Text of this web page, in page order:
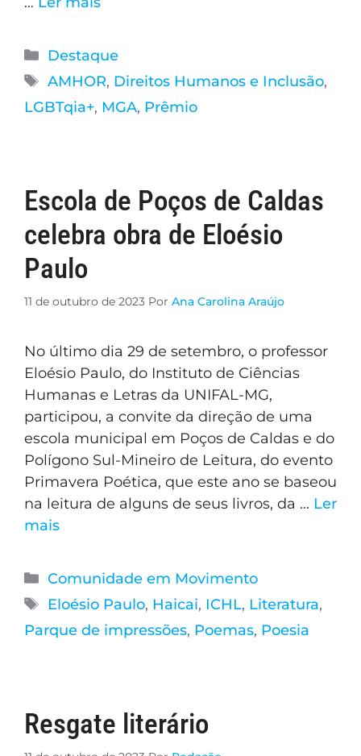
Destaque
AMHOR, Direitos Humanos e Inclusão,
LGBTqia+, MGA, Prêmio
Escola de Poços de Caldas
celebra obra de Eloésio
Paulo
11 de outubro de 2023 Por Ana Carolina Araújo
No último dia 29 de setembro, o professor
Eloésio Paulo, do Instituto de Ciências
Humanas e Letras da UNIFAL-MG,
participou, a convite da direção de uma
escola municipal em Poços de Caldas e do
Polígono Sul-Mineiro de Leitura, do evento
Primavera Poética, que este ano se baseou
na leitura de alguns de seus livros, da … Ler
mais
Comunidade em Movimento
Eloésio Paulo, Haicai, ICHL, Literatura,
Parque de impressões, Poemas, Poesia
Resgate literário